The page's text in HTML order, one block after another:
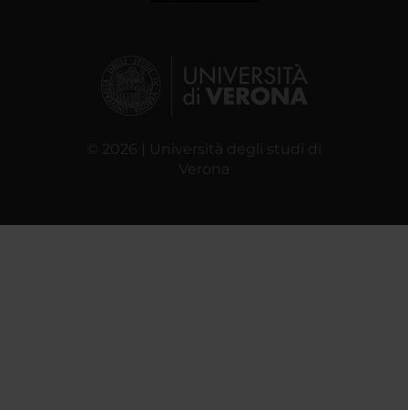
© 2026 | Università degli studi di
Verona